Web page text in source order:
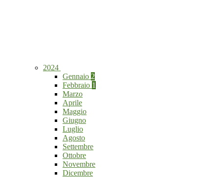
2024
Gennaio 2
Febbraio 1
Marzo
Aprile
Maggio
Giugno
Luglio
Agosto
Settembre
Ottobre
Novembre
Dicembre